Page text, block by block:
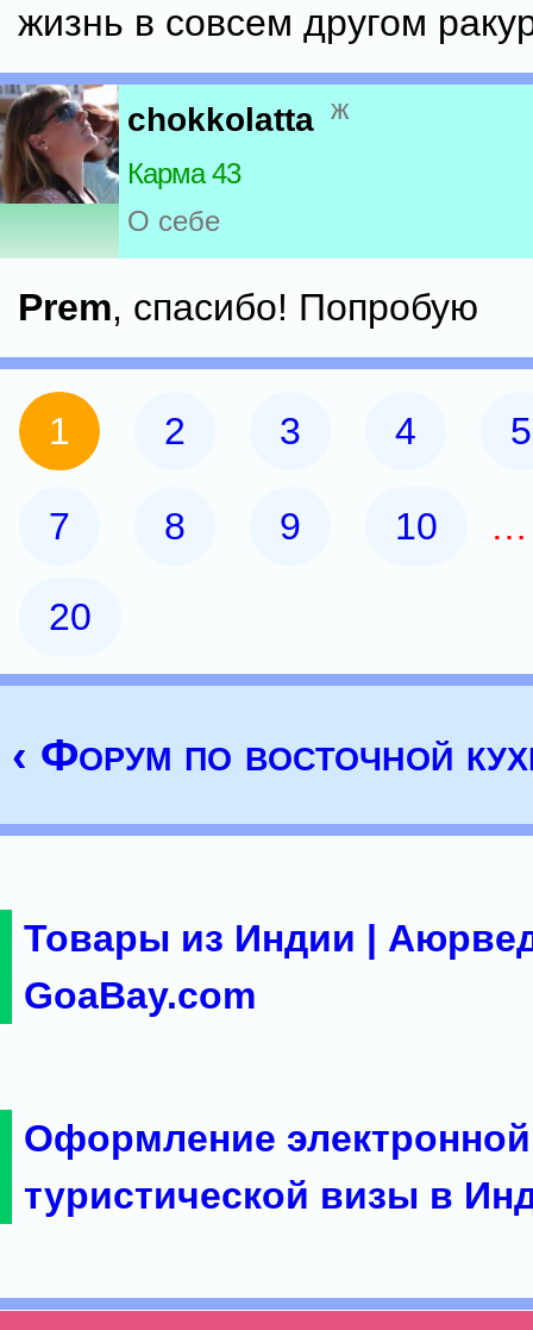
жизнь в совсем другом
chokkolatta ж
Карма 43
О себе
Prem, спасибо! Попробую
1 2 3 4 5
7 8 9 10
20
‹ Форум по восточной
Товары из Индии |
GoaBay.com
Оформление электронной
туристической визы в